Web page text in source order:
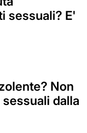
sessuali? E'
Non
dalla